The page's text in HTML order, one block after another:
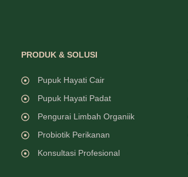
PRODUK & SOLUSI
Pupuk Hayati Cair
Pupuk Hayati Padat
Pengurai Limbah Organiik
Probiotik Perikanan
Konsultasi Profesional